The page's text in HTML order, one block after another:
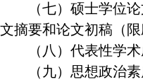
（七）硕士学位
文摘要和论文初稿（限
（八）代表性学术
（九）思想政治